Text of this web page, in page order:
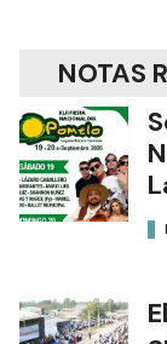
NOTAS